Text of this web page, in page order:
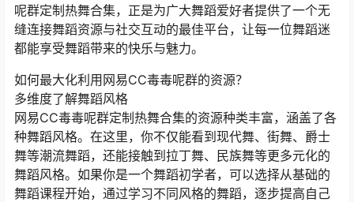
呢群定制热舞合集，正是为广大舞蹈爱好者提供了一个无
缝连接舞蹈资源与社交互动的最佳平台，让每一位舞蹈迷
都能享受舞蹈带来的快乐与魅力。
如何最大化利用网易CC毒毒呢群的资源？
多维度了解舞蹈风格
网易CC毒毒呢群定制热舞合集的资源种类丰富，涵盖了各
种舞蹈风格。在这里，你不仅能看到现代舞、街舞、爵士
舞等潮流舞蹈，还能接触到拉丁舞、民族舞等更多元化的
舞蹈风格。如果你是一个舞蹈初学者，可以选择从基础的
舞蹈课程开始，通过学习不同风格的舞蹈，逐步提高自己